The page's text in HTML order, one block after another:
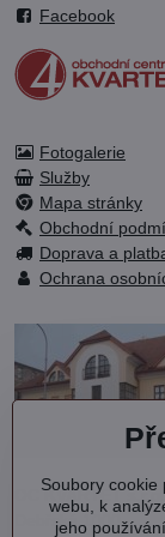
Facebook
Fotogalerie
Služby
Mapa stránky
Obchodní
Doprava a
Ochrana
OC KVARTET s.r.o.
Debřská 1000
Soubory cookie
webu, k
jeho